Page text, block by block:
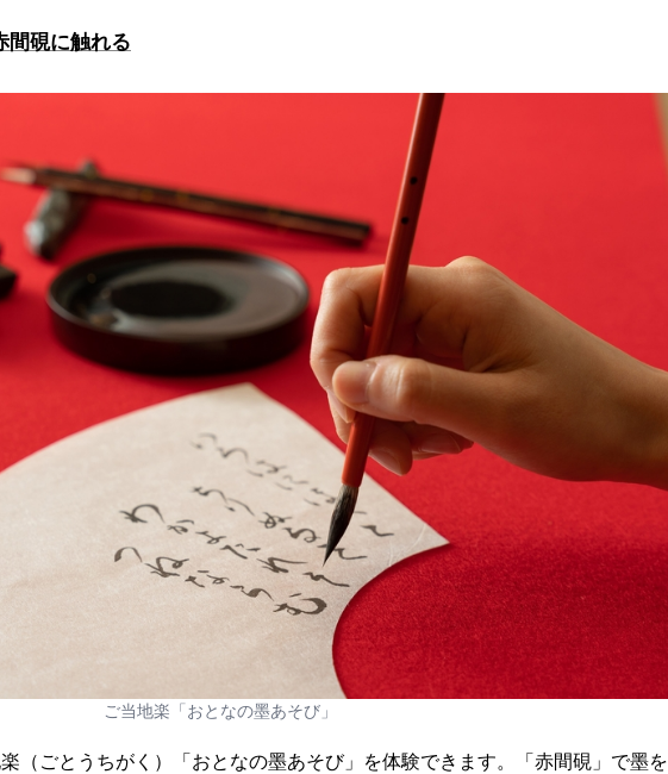
硯に触れる
ご当地楽「おとなの墨あそび」
（ごとうちがく）「おとなの墨あそび」を体験できます。「赤間硯」で墨を